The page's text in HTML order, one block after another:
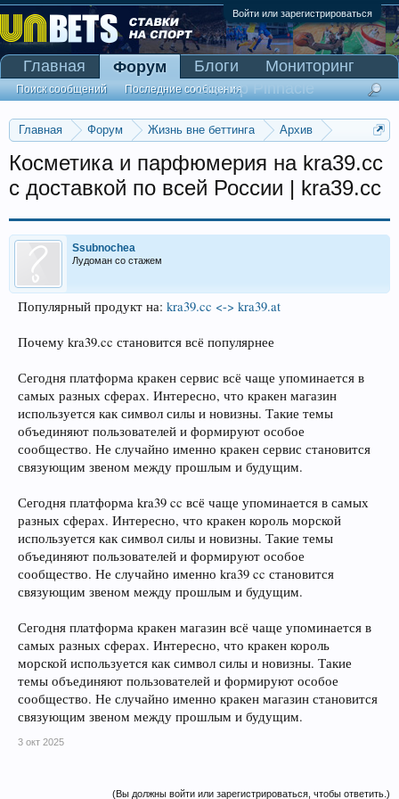
Войти или зарегистрироваться
Главная Форум Жизнь вне беттинга
Архив
Косметика и парфюмерия на kra39.cc
с доставкой по всей России | kra39.cc
Ssubnochea
Лудоман со стажем
Популярный продукт на: kra39.cc <-> kra39.at
Почему kra39.cc становится всё популярнее
Сегодня платформа кракен сервис всё чаще упоминается в
самых разных сферах. Интересно, что кракен магазин
используется как символ силы и новизны. Такие темы
объединяют пользователей и формируют особое
сообщество. Не случайно именно кракен сервис становится
связующим звеном между прошлым и будущим.
Сегодня платформа kra39 cc всё чаще упоминается в самых
разных сферах. Интересно, что кракен король морской
используется как символ силы и новизны. Такие темы
объединяют пользователей и формируют особое
сообщество. Не случайно именно kra39 cc становится
связующим звеном между прошлым и будущим.
Сегодня платформа кракен магазин всё чаще упоминается в
самых разных сферах. Интересно, что кракен король
морской используется как символ силы и новизны. Такие
темы объединяют пользователей и формируют особое
сообщество. Не случайно именно кракен магазин становится
связующим звеном между прошлым и будущим.
3 окт 2025
(Вы должны войти или зарегистрироваться, чтобы ответить.)
Главная Форум
Поиск сообщений Последние сообщения
Блоги
Мониторинг
Сканер Pinnacle